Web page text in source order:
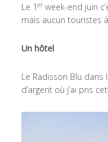
Le 1 erweek-end juin
mais aucun touristes
Un hôtel
Le Radisson Blu dans
d’argent où j’ai pris